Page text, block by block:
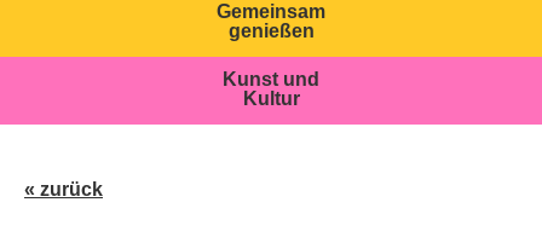
Gemeinsam
genießen
Kunst und
Kultur
« zurück